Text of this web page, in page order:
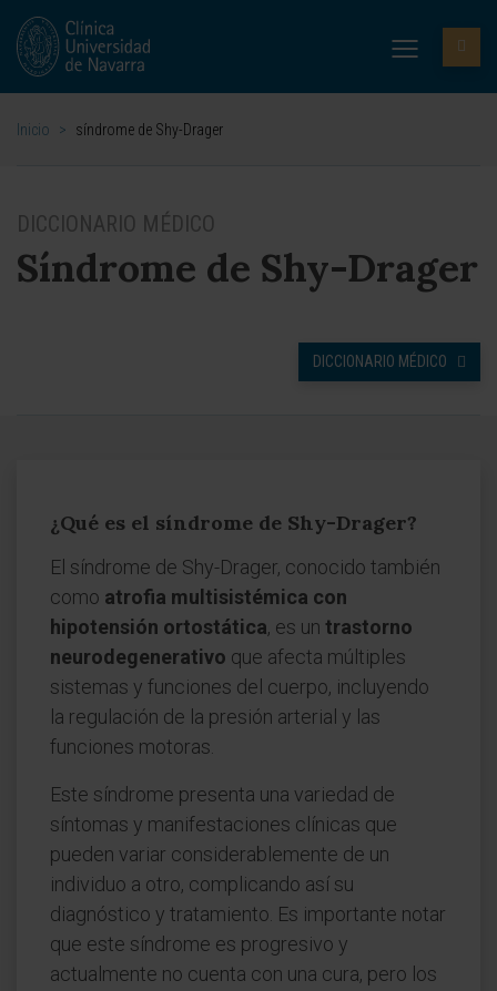
Inicio > síndrome de Shy-Drager
DICCIONARIO MÉDICO
Síndrome de Shy-Drager
DICCIONARIO MÉDICO
¿Qué es el síndrome de Shy-Drager?
El síndrome de Shy-Drager, conocido también
como atrofia multisistémica con
hipotensión ortostática, es un trastorno
neurodegenerativo que afecta múltiples
sistemas y funciones del cuerpo, incluyendo
la regulación de la presión arterial y las
funciones motoras.
Este síndrome presenta una variedad de
síntomas y manifestaciones clínicas que
pueden variar considerablemente de un
individuo a otro, complicando así su
diagnóstico y tratamiento. Es importante notar
que este síndrome es progresivo y
actualmente no cuenta con una cura, pero los